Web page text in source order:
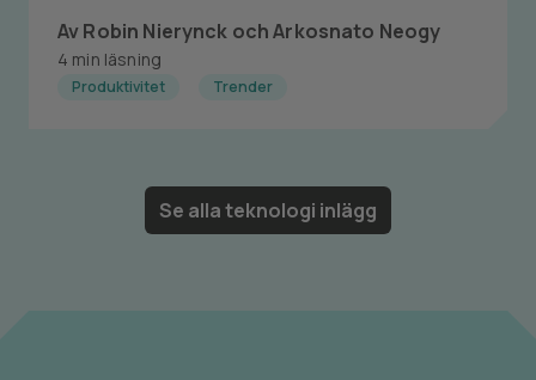
Av Robin Nierynck och Arkosnato Neogy
4 min läsning
Produktivitet Trender
Se alla teknologi inlägg